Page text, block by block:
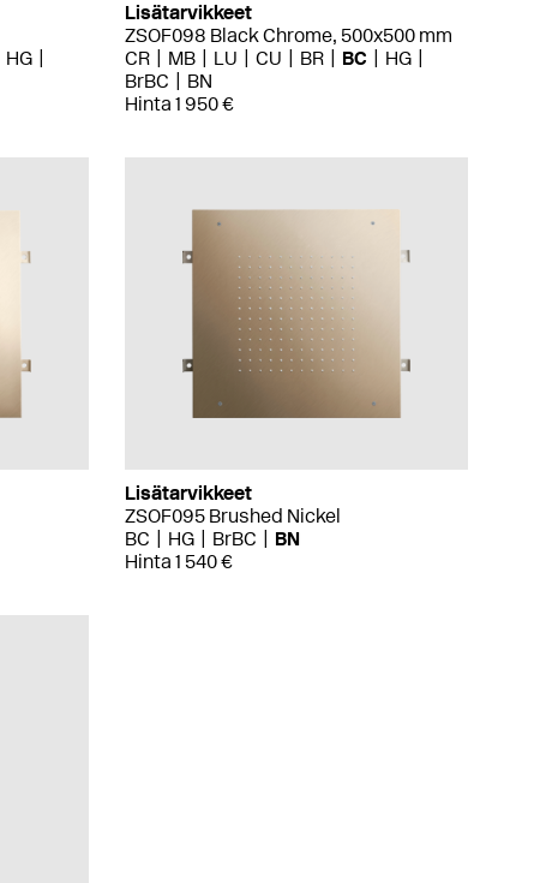
HG
Lisätarvikkeet
ZSOF098 Black Chrome, 500x500 mm
CR
MB LU CU BR BC
HG
BrBC
BN
Hinta 1 950 €
Lisätarvikkeet
ZSOF095 Brushed Nickel
BC
HG BrBC
BN
Hinta 1 540 €